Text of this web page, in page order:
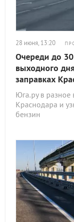
28 июня, 13:20
Очереди до
выходного
заправках
Юга.ру в разное
Краснодара и
бензин